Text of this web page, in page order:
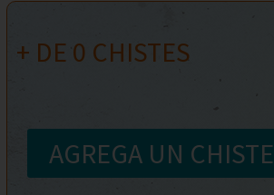
+ DE 0 CHISTES
AGREGA UN CHISTE